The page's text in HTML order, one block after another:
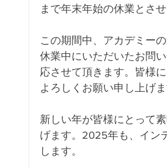
まで年末年始の休業とさせ
この期間中、アカデミー
休業中にいただいたお問
応させて頂きます。皆様
よろしくお願い申し上げま
新しい年が皆様にとって
げます。2025年も、イン
します。